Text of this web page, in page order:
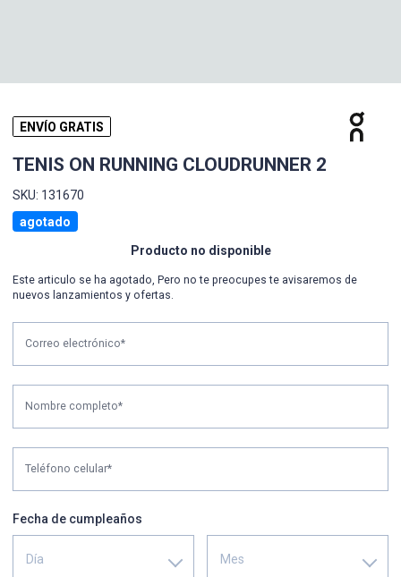
ENVÍO GRATIS
TENIS ON RUNNING CLOUDRUNNER 2
SKU: 131670
agotado
Producto no disponible
Este articulo se ha agotado, Pero no te preocupes te avisaremos de
nuevos lanzamientos y ofertas.
Correo electrónico*
Nombre completo*
Teléfono celular*
Fecha de cumpleaños
Día Mes